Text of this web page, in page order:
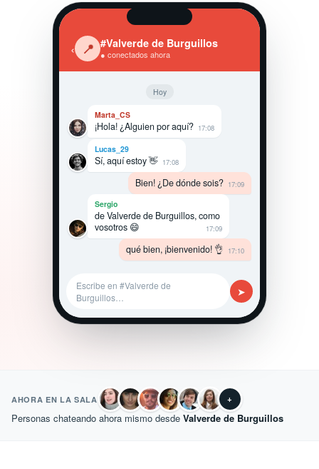
‹ 📍 #Valverde de Burguillos
● conectados ahora
Hoy
Marta_CS
¡Hola! ¿Alguien por aquí? 17:08
Lucas_29
Sí, aquí estoy 👋 17:08
Bien! ¿De dónde sois? 17:09
Sergio
de Valverde de Burguillos, como
vosotros 😄
17:09
qué bien, ¡bienvenido! 👌 17:10
Escribe en #Valverde de
Burguillos…
➤
AHORA EN LA SALA +
Personas chateando ahora mismo desde Valverde de Burguillos